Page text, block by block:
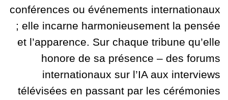
conférences ou événements internationaux
; elle incarne harmonieusement la pensée
et l’apparence. Sur chaque tribune qu’elle
honore de sa présence – des forums
internationaux sur l’IA aux interviews
télévisées en passant par les cérémonies